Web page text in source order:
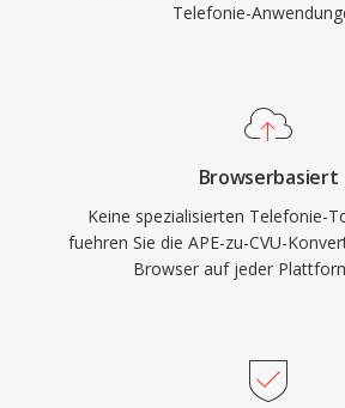
Telefonie-
Browserbasiert
Keine spezialisierten Telefonie-
fuehren Sie die APE-zu-CVU-
Browser auf jeder